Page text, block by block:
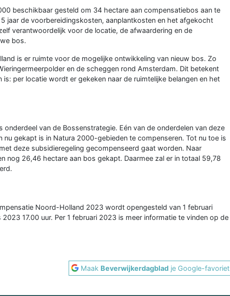
beschikbaar gesteld om 34 hectare aan compensatiebos aan te
jaar de voorbereidingskosten, aanplantkosten en het afgekocht
verantwoordelijk voor de locatie, de afwaardering en de
bos.
is er ruimte voor de mogelijke ontwikkeling van nieuw bos. Zo
en de scheggen rond Amsterdam. Dit betekent
per locatie wordt er gekeken naar de ruimtelijke belangen en het
van de Bossenstrategie. Eén van de onderdelen van deze
gekapt is in Natura 2000-gebieden te compenseren. Tot nu toe is
deze subsidieregeling gecompenseerd gaat worden. Naar
nog 26,46 hectare aan bos gekapt. Daarmee zal er in totaal 59,78
Noord-Holland 2023 wordt opengesteld van 1 februari
17.00 uur. Per 1 februari 2023 is meer informatie te vinden op de
Maak Beverwijkerdagblad je Google-favoriet